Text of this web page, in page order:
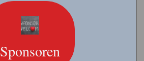
Sponsoren